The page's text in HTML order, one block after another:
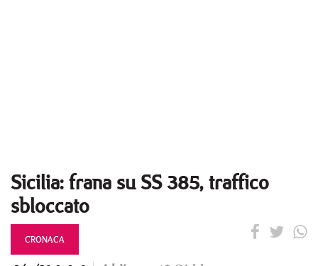
Sicilia: frana su SS 385, traffico
sbloccato
CRONACA